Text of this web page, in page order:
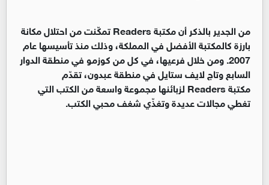
من الجدير بالذكر أن مكتبة Readers تمكّنت من احتلال مكانة
بارزة كالمكتبة الأفضل في المملكة، وذلك منذ تأسيسها عام
2007. ومن خلال فرعيها، في كل من كوزمو في منطقة الدوار
السابع وتاج لايف ستايل في منطقة عبدون، تقدّم
مكتبة Readers لزبائنها مجموعة واسعة من الكتب التي
تغطي مجالات عديدة وتغذّي شغف محبي الكتب.